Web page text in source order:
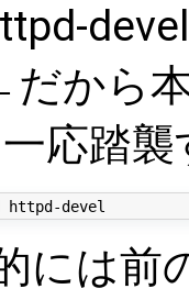
から
応踏襲
には前